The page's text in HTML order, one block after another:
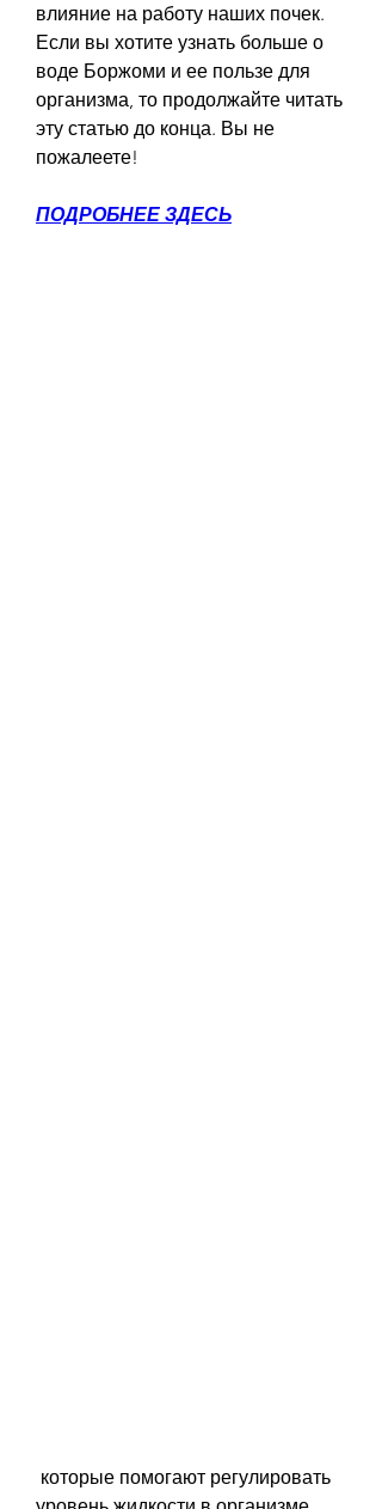
влияние на работу наших почек.
Если вы хотите узнать больше о
воде Боржоми и ее пользе для
организма, то продолжайте читать
эту статью до конца. Вы не
пожалеете!
ПОДРОБНЕЕ ЗДЕСЬ